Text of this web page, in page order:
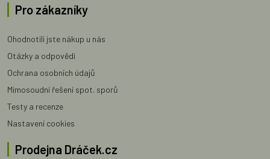
Pro zákazníky
Ohodnotili jste nákup u nás
Otázky a odpovědi
Ochrana osobních údajů
Mimosoudní řešení spot. sporů
Testy a recenze
Nastavení cookies
Prodejna Dráček.cz